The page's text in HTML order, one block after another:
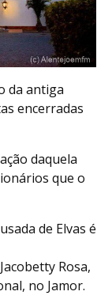
da antiga
encerradas
daquela
que o
de Elvas é
Rosa,
no Jamor.